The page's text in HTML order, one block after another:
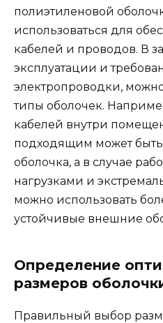
полиэтиленовой
использоваться для
кабелей и проводов. В
эксплуатации и
электропроводки,
типы оболочек.
кабелей внутри
подходящим может быть
оболочка, а в случае
нагрузками и
можно использовать
устойчивые внешние
Определение
размеров
Правильный выбор